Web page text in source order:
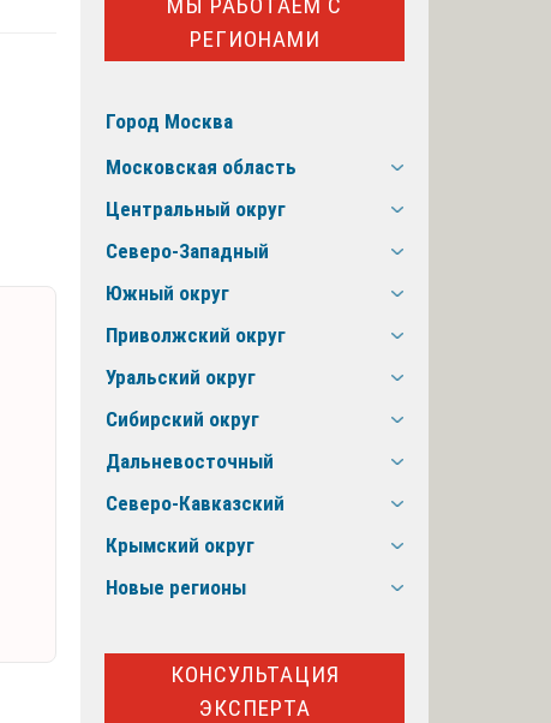
РЕГИОНАМИ
Город Москва
Московская область
Центральный округ
Северо-Западный
Южный округ
Приволжский округ
Уральский округ
Сибирский округ
Дальневосточный
Северо-Кавказский
Крымский округ
Новые регионы
КОНСУЛЬТАЦИЯ
ЭКСПЕРТА